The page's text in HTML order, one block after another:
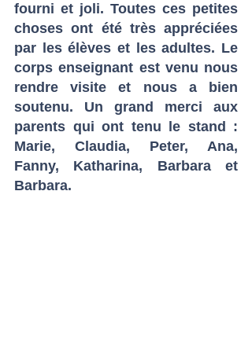
fourni et joli. Toutes ces petites
choses ont été très appréciées
par les élèves et les adultes. Le
corps enseignant est venu nous
rendre visite et nous a bien
soutenu. Un grand merci aux
parents qui ont tenu le stand :
Marie, Claudia, Peter, Ana,
Fanny, Katharina, Barbara et
Barbara.